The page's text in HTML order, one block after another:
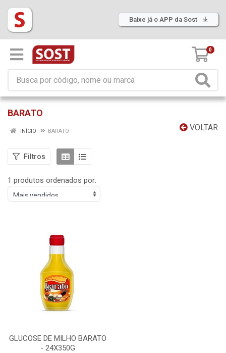
Baixe já o APP da Sost
0
BARATO
VOLTAR
INÍCIO BARATO
Filtros
1 produtos ordenados por:
GLUCOSE DE MILHO BARATO
- 24X350G